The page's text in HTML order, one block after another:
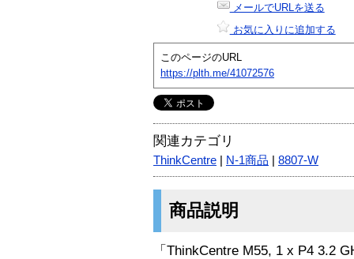
メールでURLを送る
お気に入りに追加する
このページのURL
https://plth.me/41072576
関連カテゴリ
ThinkCentre N-1商品 8807-W
商品説明
「ThinkCentre M55, 1 x P4 3.2